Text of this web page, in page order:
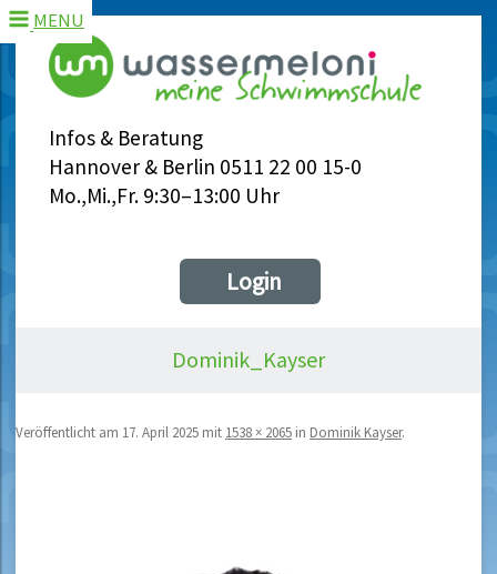
Infos & Beratung
Hannover & Berlin 0511 22 00 15-0
Mo.,Mi.,Fr. 9:30–13:00 Uhr
MENU
Login
Dominik_Kayser
Veröffentlicht am 17. April 2025 mit 1538 × 2065 in Dominik Kayser.